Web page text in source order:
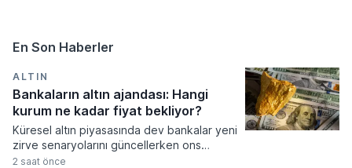
En Son Haberler
ALTIN
Bankaların altın ajandası: Hangi
kurum ne kadar fiyat bekliyor?
Küresel altın piyasasında dev bankalar yeni
zirve senaryolarını güncellerken ons
fiyatının 5.300 dolara kadar tırmanması
2 saat önce